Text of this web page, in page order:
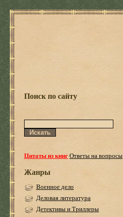
Поиск по сайту
Цитаты из книгОтветы на вопросы
Жанры
Военное дело
Деловая литература
Детективы и Триллеры